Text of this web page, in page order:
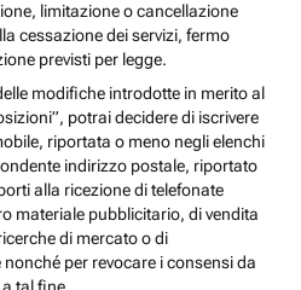
limitazione o cancellazione
cessazione dei servizi, fermo
previsti per legge.
modifiche introdotte in merito al
potrai decidere di iscrivere
riportata o meno negli elenchi
indirizzo postale, riportato
alla ricezione di telefonate
materiale pubblicitario, di vendita
di mercato o di
per revocare i consensi da